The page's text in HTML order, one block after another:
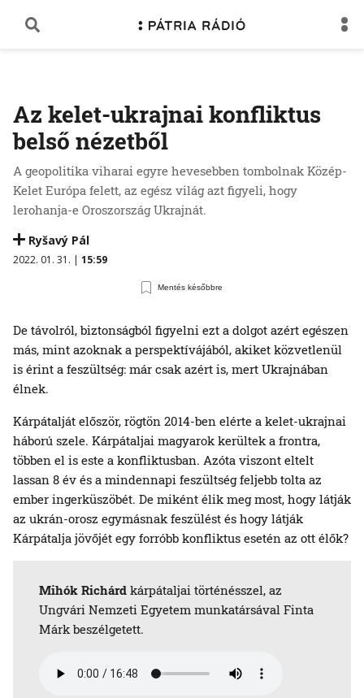
Az kelet-ukrajnai konfliktus
belső nézetből
A geopolitika viharai egyre hevesebben tombolnak Közép-
Kelet Európa felett, az egész világ azt figyeli, hogy
lerohanja-e Oroszország Ukrajnát.
Ryšavý Pál
2022. 01. 31. | 15:59
Mentés későbbre
De távolról, biztonságból figyelni ezt a dolgot azért egészen
más, mint azoknak a perspektívájából, akiket közvetlenül
is érint a feszültség: már csak azért is, mert Ukrajnában
élnek.
Kárpátalját először, rögtön 2014-ben elérte a kelet-ukrajnai
háború szele. Kárpátaljai magyarok kerültek a frontra,
többen el is este a konfliktusban. Azóta viszont eltelt
lassan 8 év és a mindennapi feszültség feljebb tolta az
ember ingerküszöbét. De miként élik meg most, hogy látják
az ukrán-orosz egymásnak feszülést és hogy látják
Kárpátalja jövőjét egy forróbb konfliktus esetén az ott élők?
Mihók Richárd kárpátaljai történésszel, az
Ungvári Nemzeti Egyetem munkatársával Finta
Márk beszélgetett.